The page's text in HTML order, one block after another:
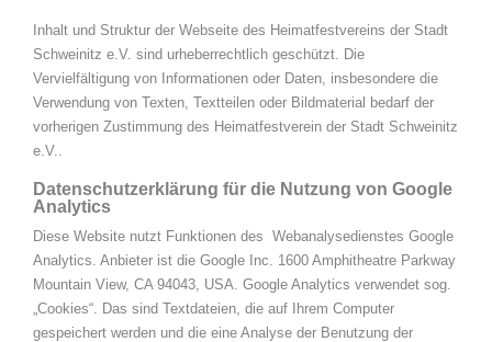
Inhalt und Struktur der Webseite des Heimatfestvereins der Stadt
Schweinitz e.V. sind urheberrechtlich geschützt. Die
Vervielfältigung von Informationen oder Daten, insbesondere die
Verwendung von Texten, Textteilen oder Bildmaterial bedarf der
vorherigen Zustimmung des Heimatfestverein der Stadt Schweinitz
e.V..
Datenschutzerklärung für die Nutzung von Google
Analytics
Diese Website nutzt Funktionen des Webanalysedienstes Google
Analytics. Anbieter ist die Google Inc. 1600 Amphitheatre Parkway
Mountain View, CA 94043, USA. Google Analytics verwendet sog.
„Cookies“. Das sind Textdateien, die auf Ihrem Computer
gespeichert werden und die eine Analyse der Benutzung der